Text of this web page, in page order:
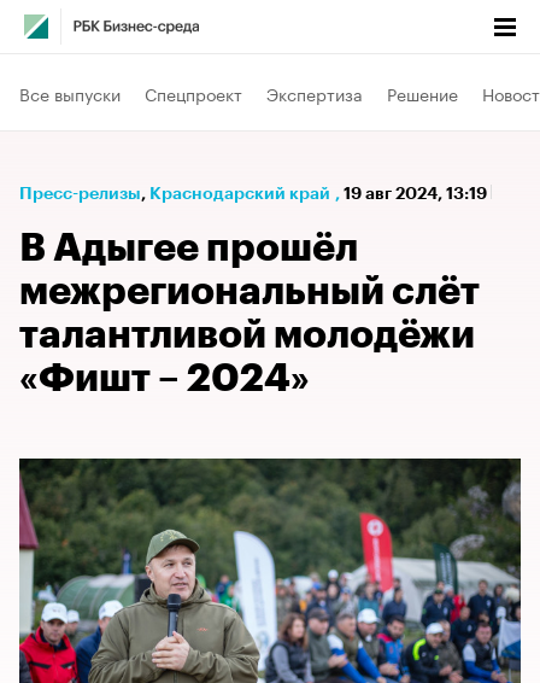
Все выпуски Спецпроект Экспертиза Решение
Пресс-релизы⁠, Краснодарский край , 19 авг 2024, 13:19
В Адыгее прошёл
межрегиональный слёт
талантливой молодёжи
«Фишт – 2024»